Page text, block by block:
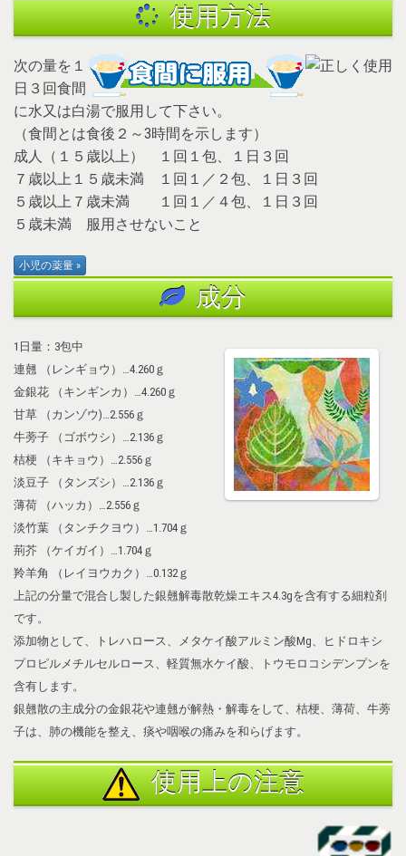
使用方法
次の量を１
日３回食間
に水又は白湯で服用して下さい。
（食間とは食後２～3時間を示します）
成人（１５歳以上） １回１包、１日３回
７歳以上１５歳未満 １回１／２包、１日３回
５歳以上７歳未満 １回１／４包、１日３回
５歳未満 服用させないこと
成分
1日量：3包中
連翹 （レンギョウ）…4.260ｇ
金銀花 （キンギンカ）…4.260ｇ
甘草 （カンゾウ)…2.556ｇ
牛蒡子 （ゴボウシ）…2.136ｇ
桔梗 （キキョウ）…2.556ｇ
淡豆子 （タンズシ）…2.136ｇ
薄荷 （ハッカ）…2.556ｇ
淡竹葉 （タンチクヨウ）…1.704ｇ
荊芥 （ケイガイ）…1.704ｇ
羚羊角 （レイヨウカク）…0.132ｇ
上記の分量で混合し製した銀翹解毒散乾燥エキス4.3gを含有する細粒剤
です。
添加物として、トレハロース、メタケイ酸アルミン酸Mg、ヒドロキシ
プロピルメチルセルロース、軽質無水ケイ酸、トウモロコシデンプンを
含有します。
銀翹散の主成分の金銀花や連翹が解熱・解毒をして、桔梗、薄荷、牛蒡
子は、肺の機能を整え、痰や咽喉の痛みを和らげます。
使用上の注意